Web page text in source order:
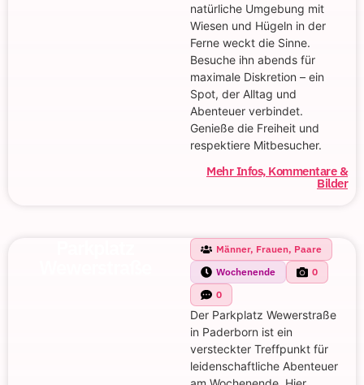
natürliche Umgebung mit
Wiesen und Hügeln in der
Ferne weckt die Sinne.
Besuche ihn abends für
maximale Diskretion – ein
Spot, der Alltag und
Abenteuer verbindet.
Genieße die Freiheit und
respektiere Mitbesucher.
Mehr Infos, Kommentare &
Bilder
Männer, Frauen, Paare
Wochenende
0
0
Der Parkplatz Wewerstraße
in Paderborn ist ein
versteckter Treffpunkt für
leidenschaftliche Abenteuer